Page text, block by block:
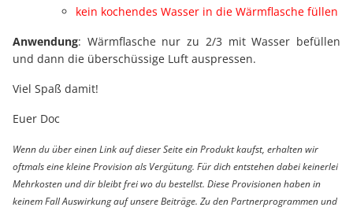
kein kochendes Wasser in die Wärmflasche füllen
Anwendung: Wärmflasche nur zu 2/3 mit Wasser befüllen
und dann die überschüssige Luft auspressen.
Viel Spaß damit!
Euer Doc
Wenn du über einen Link auf dieser Seite ein Produkt kaufst, erhalten wir
oftmals eine kleine Provision als Vergütung. Für dich entstehen dabei keinerlei
Mehrkosten und dir bleibt frei wo du bestellst. Diese Provisionen haben in
keinem Fall Auswirkung auf unsere Beiträge. Zu den Partnerprogrammen und